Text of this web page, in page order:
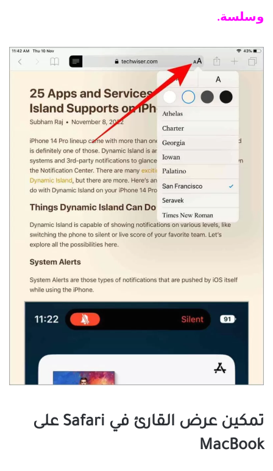
وسلسة.
تمكين عرض القارئ في Safari على
MacBook